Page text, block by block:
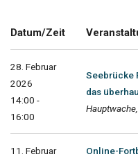
Datum/Zeit
28. Februar
2026
14:00 -
16:00
Seebrücke
das
11. Februar
Online-